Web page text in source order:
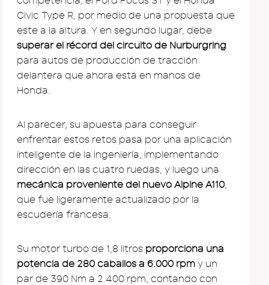
Civic Type R, por medio de una propuesta que
este a la altura. Y en segundo lugar, debe
superar el récord del circuito de Nurburgring
para autos de producción de tracción
delantera que ahora está en manos de
Honda.
Al parecer, su apuesta para conseguir
enfrentar estos retos pasa por una aplicación
inteligente de la ingeniería, implementando
dirección en las cuatro ruedas, y luego una
mecánica proveniente del nuevo Alpine A110
que fue ligeramente actualizado por la
escudería francesa.
Su motor turbo de 1,8 litros proporciona una
potencia de 280 caballos a 6.000 rpm y un
par de 390 Nm a 2.400 rpm, contando con